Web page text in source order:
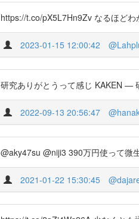
https://t.co/pX5L7Hn9Zv なるほどわ
2023-01-15 12:00:42
研究ありがとうって感じ KAKEN —
2022-09-13 20:56:47
@aky47su @niji3 390万円使って微
2021-01-22 15:30:45